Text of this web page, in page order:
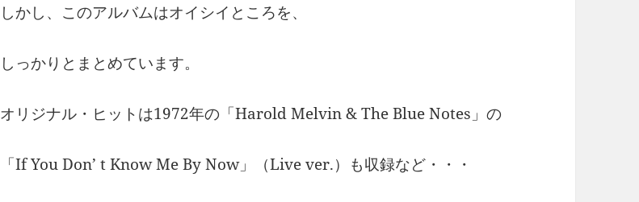
しかし、このアルバムはオイシイところを、
しっかりとまとめています。
オリジナル・ヒットは1972年の「Harold Melvin & The Blue Notes」の
「If You Don’ t Know Me By Now」（Live ver.）も収録など・・・